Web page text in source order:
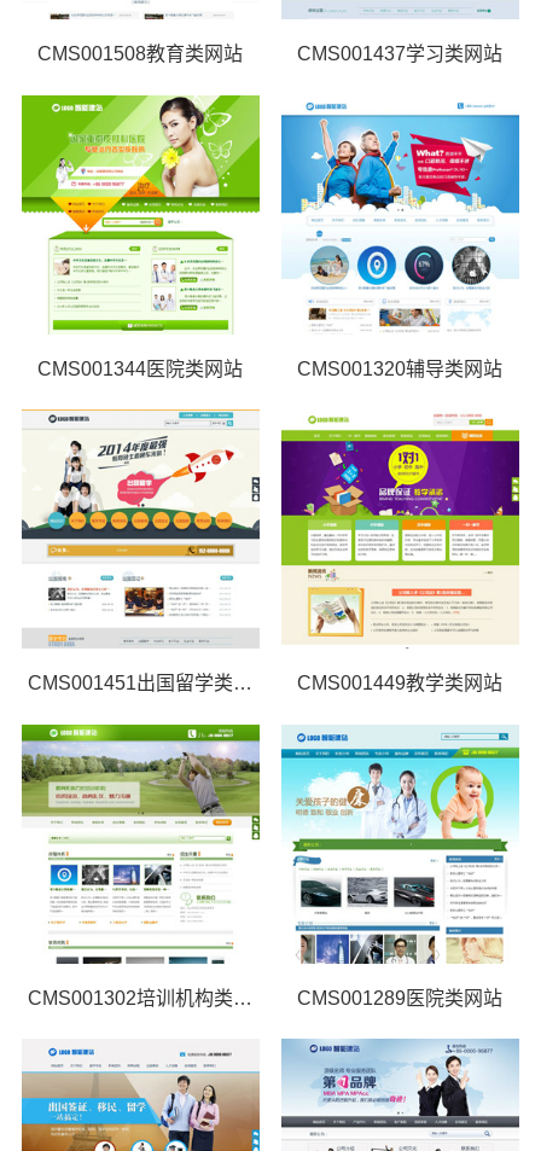
CMS001508教育类网站 CMS001437学习类网站
CMS001344医院类网站 CMS001320辅导类网站
CMS001451出国留学类网站 CMS001449教学类网站
CMS001302培训机构类网站 CMS001289医院类网站